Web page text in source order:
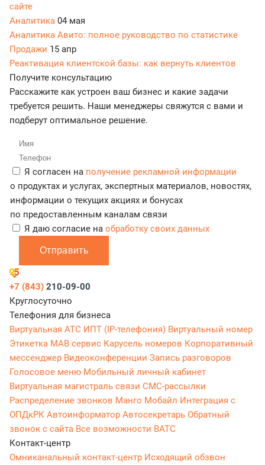
сайте
Аналитика 04 мая
Аналитика Авито: полное руководство по статистике
Продажи 15 апр
Реактивация клиентской базы: как вернуть клиентов
Получите консультацию
Расскажите как устроен ваш бизнес и какие задачи
требуется решить. Наши менеджеры свяжутся с вами и
подберут оптимальное решение.
Я согласен на получение рекламной информации
о продуктах и услугах, экспертных материалов, новостях,
информации о текущих акциях и бонусах
по предоставленным каналам связи
Я даю согласие на обработку своих данных
Отправить
+7 (843) 210-09-00
Круглосуточно
Телефония для бизнеса
Виртуальная АТС ИПТ (IP-телефония) Виртуальный номер
Этикетка МАВ сервис Карусель номеров Корпоративный
мессенджер Видеоконференции Запись разговоров
Голосовое меню Мобильный личный кабинет
Виртуальная магистраль связи СМС-рассылки
Распределение звонков Манго Мобайл Интеграция с
ОПДкРК Автоинформатор Автосекретарь Обратный
звонок с сайта Все возможности ВАТС
Контакт-центр
Омниканальный контакт-центр Исходящий обзвон